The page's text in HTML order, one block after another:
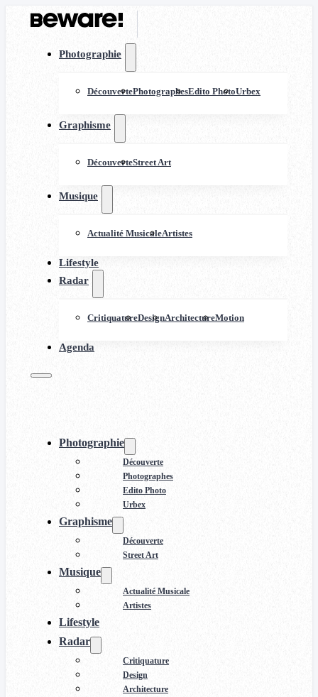
Photographie
DécouvertePhotographesEdito PhotoUrbex
Graphisme
DécouverteStreet Art
Musique
Actualité MusicaleArtistes
Lifestyle
Radar
CritiquatureDesignArchitectureMotion
Agenda
Photographie
Découverte
Photographes
Edito Photo
Urbex
Graphisme
Découverte
Street Art
Musique
Actualité Musicale
Artistes
Lifestyle
Radar
Critiquature
Design
Architecture